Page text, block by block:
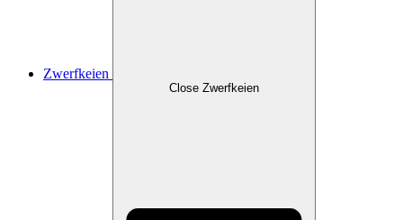
Zwerfkeien
Close Zwerfkeien